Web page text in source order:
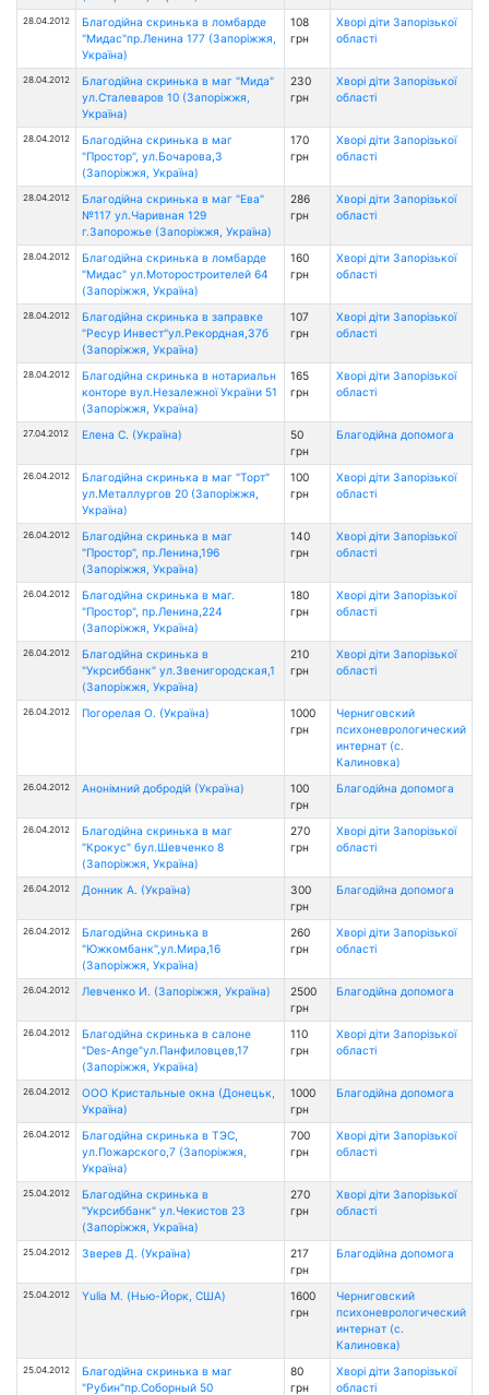
28.04.2012
Благодійна скринька в ломбарде
"Мидас"пр.Ленина 177 (Запоріжжя,
Україна)
108
грн
Хворі діти Запорізької
області
28.04.2012
Благодійна скринька в маг "Мида"
ул.Сталеваров 10 (Запоріжжя,
Україна)
230
грн
Хворі діти Запорізької
області
28.04.2012
Благодійна скринька в маг
"Простор", ул.Бочарова,3
(Запоріжжя, Україна)
170
грн
Хворі діти Запорізької
області
28.04.2012
Благодійна скринька в маг "Ева"
№117 ул.Чаривная 129
г.Запорожье (Запоріжжя, Україна)
286
грн
Хворі діти Запорізької
області
28.04.2012
Благодійна скринька в ломбарде
"Мидас" ул.Моторостроителей 64
(Запоріжжя, Україна)
160
грн
Хворі діти Запорізької
області
28.04.2012
Благодійна скринька в заправке
"Ресур Инвест"ул.Рекордная,37б
(Запоріжжя, Україна)
107
грн
Хворі діти Запорізької
області
28.04.2012
Благодійна скринька в нотариальн
конторе вул.Незалежної України 51
(Запоріжжя, Україна)
165
грн
Хворі діти Запорізької
області
27.04.2012 Елена С. (Україна)
50
грн
Благодійна допомога
26.04.2012
Благодійна скринька в маг "Торт"
ул.Металлургов 20 (Запоріжжя,
Україна)
100
грн
Хворі діти Запорізької
області
26.04.2012
Благодійна скринька в маг
"Простор", пр.Ленина,196
(Запоріжжя, Україна)
140
грн
Хворі діти Запорізької
області
26.04.2012
Благодійна скринька в маг.
"Простор", пр.Ленина,224
(Запоріжжя, Україна)
180
грн
Хворі діти Запорізької
області
26.04.2012
Благодійна скринька в
"Укрсиббанк" ул.Звенигородская,1
(Запоріжжя, Україна)
210
грн
Хворі діти Запорізької
області
26.04.2012 Погорелая О. (Україна)
1000
грн
Черниговский
психоневрологический
интернат (с.
Калиновка)
26.04.2012 Анонімний добродій (Україна)
100
грн
Благодійна допомога
26.04.2012
Благодійна скринька в маг
"Крокус" бул.Шевченко 8
(Запоріжжя, Україна)
270
грн
Хворі діти Запорізької
області
26.04.2012 Донник А. (Україна)
300
грн
Благодійна допомога
26.04.2012
Благодійна скринька в
"Южкомбанк",ул.Мира,16
(Запоріжжя, Україна)
260
грн
Хворі діти Запорізької
області
26.04.2012 Левченко И. (Запоріжжя, Україна)
2500
грн
Благодійна допомога
26.04.2012
Благодійна скринька в салоне
"Des-Ange"ул.Панфиловцев,17
(Запоріжжя, Україна)
110
грн
Хворі діти Запорізької
області
26.04.2012
ООО Кристальные окна (Донецьк,
Україна)
1000
грн
Благодійна допомога
26.04.2012
Благодійна скринька в ТЭС,
ул.Пожарского,7 (Запоріжжя,
Україна)
700
грн
Хворі діти Запорізької
області
25.04.2012
Благодійна скринька в
"Укрсиббанк" ул.Чекистов 23
(Запоріжжя, Україна)
270
грн
Хворі діти Запорізької
області
25.04.2012 Зверев Д. (Україна)
217
грн
Благодійна допомога
25.04.2012 Yulia M. (Нью-Йорк, США)
1600
грн
Черниговский
психоневрологический
интернат (с.
Калиновка)
25.04.2012
Благодійна скринька в маг
"Рубин"пр.Соборный 50
80
грн
Хворі діти Запорізької
області